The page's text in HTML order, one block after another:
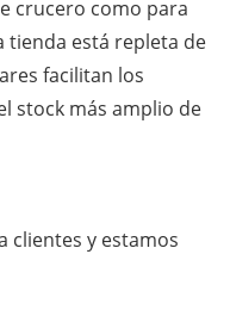
crucero como para
tienda está repleta de
facilitan los
stock más amplio de
clientes y estamos